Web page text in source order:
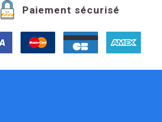
Paiement sécurisé